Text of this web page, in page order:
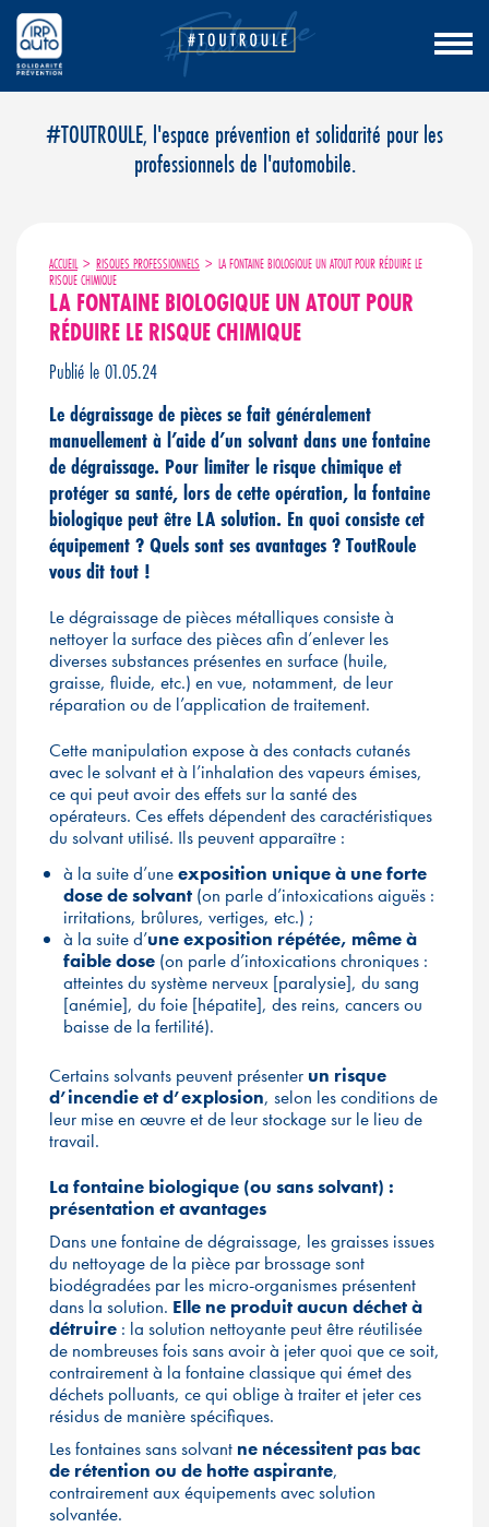
#TOUTROULE, l'espace prévention et solidarité pour les
professionnels de l'automobile.
ACCUEIL > RISQUES PROFESSIONNELS > LA FONTAINE BIOLOGIQUE UN ATOUT POUR RÉDUIRE LE
RISQUE CHIMIQUE
LA FONTAINE BIOLOGIQUE UN ATOUT POUR
RÉDUIRE LE RISQUE CHIMIQUE
Publié le 01.05.24
Le dégraissage de pièces se fait généralement
manuellement à l’aide d’un solvant dans une fontaine
de dégraissage. Pour limiter le risque chimique et
protéger sa santé, lors de cette opération, la fontaine
biologique peut être LA solution. En quoi consiste cet
équipement ? Quels sont ses avantages ? ToutRoule
vous dit tout !
Le dégraissage de pièces métalliques consiste à
nettoyer la surface des pièces afin d’enlever les
diverses substances présentes en surface (huile,
graisse, fluide, etc.) en vue, notamment, de leur
réparation ou de l’application de traitement.
Cette manipulation expose à des contacts cutanés
avec le solvant et à l’inhalation des vapeurs émises,
ce qui peut avoir des effets sur la santé des
opérateurs. Ces effets dépendent des caractéristiques
du solvant utilisé. Ils peuvent apparaître :
à la suite d’uneexposition unique à une forte
dose de solvant (on parle d’intoxications aiguës :
irritations, brûlures, vertiges, etc.) ;
à la suite d’une exposition répétée, même à
faible dose (on parle d’intoxications chroniques :
atteintes du système nerveux [paralysie], du sang
[anémie], du foie [hépatite], des reins, cancers ou
baisse de la fertilité).
Certains solvants peuvent présenter un risque
d’incendie et d’explosion, selon les conditions de
leur mise en œuvre et de leur stockage sur le lieu de
travail.
La fontaine biologique (ou sans solvant) :
présentation et avantages
Dans une fontaine de dégraissage, les graisses issues
du nettoyage de la pièce par brossage sont
biodégradées par les micro-organismes présentent
dans la solution. Elle ne produitaucun déchet à
détruire : la solution nettoyante peut être réutilisée
de nombreuses fois sans avoir à jeter quoi que ce soit,
contrairement à la fontaine classique qui émet des
déchets polluants, ce qui oblige à traiter et jeter ces
résidus de manière spécifiques.
Les fontaines sans solvant ne nécessitent pas bac
de rétention ou de hotte aspirante,
contrairement aux équipements avec solution
solvantée.